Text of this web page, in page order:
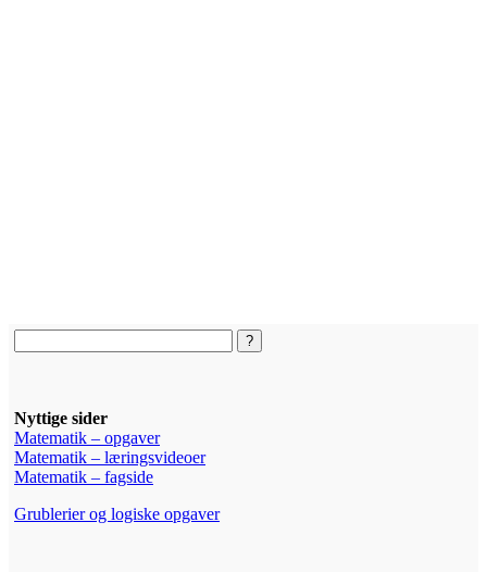
Nyttige sider
Matematik – opgaver
Matematik – læringsvideoer
Matematik – fagside
Grublerier og logiske opgaver